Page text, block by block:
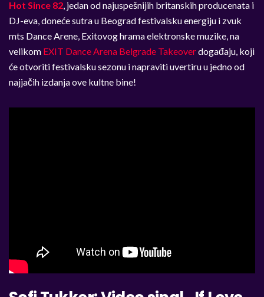
Hot Since 82 , jedan od najuspešnijih britanskih producenata i
DJ-eva, doneće sutra u Beograd festivalsku energiju i zvuk
mts Dance Arene, Exitovog hrama elektronske muzike, na
velikom EXIT Dance Arena Belgrade Takeoverdogađaju, koji
će otvoriti festivalsku sezonu i napraviti uvertiru u jedno od
najjačih izdanja ove kultne bine!